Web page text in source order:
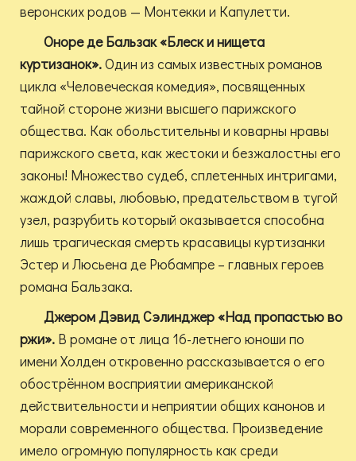
веронских родов — Монтекки и Капулетти.
Оноре де Бальзак «Блеск и нищета
куртизанок».Один из самых известных романов
цикла «Человеческая комедия», посвященных
тайной стороне жизни высшего парижского
общества. Как обольстительны и коварны нравы
парижского света, как жестоки и безжалостны его
законы! Множество судеб, сплетенных интригами,
жаждой славы, любовью, предательством в тугой
узел, разрубить который оказывается способна
лишь трагическая смерть красавицы куртизанки
Эстер и Люсьена де Рюбампре – главных героев
романа Бальзака.
Джером Дэвид Сэлинджер «Над пропастью во
ржи». В романе от лица 16-летнего юноши по
имени Холден откровенно рассказывается о его
обострённом восприятии американской
действительности и неприятии общих канонов и
морали современного общества. Произведение
имело огромную популярность как среди